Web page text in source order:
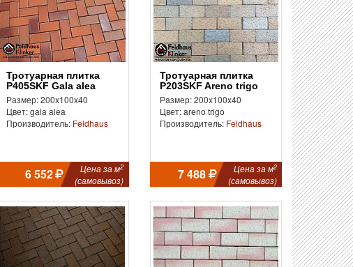
Тротуарная плитка
P405SKF Gala alea
Размер: 200x100x40
Цвет: gala alea
Производитель: Feldhaus
6 552 Цена за м2
(самовывоз)
Тротуарная плитка
P203SKF Areno trigo
Размер: 200x100x40
Цвет: areno trigo
Производитель: Feldhaus
7 488 Цена за м2
(самовывоз)